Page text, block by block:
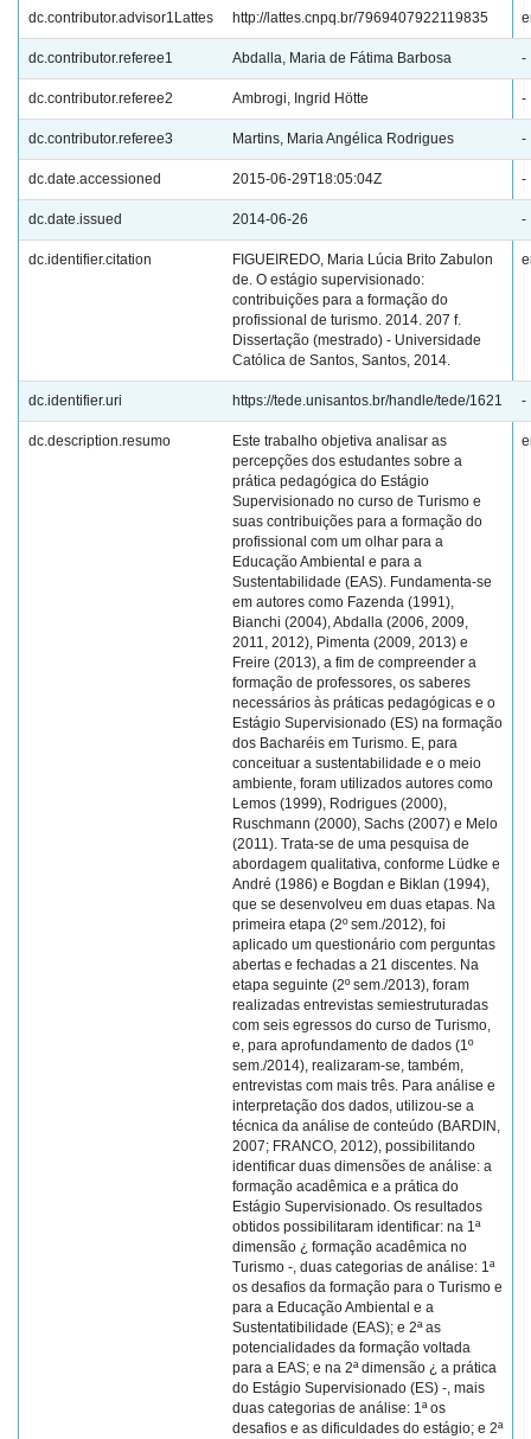
dc.contributor.advisor1Lattes http://lattes.cnpq.br/7969407922119835
dc.contributor.referee1 Abdalla, Maria de Fátima Barbosa -
dc.contributor.referee2 Ambrogi, Ingrid Hötte -
dc.contributor.referee3 Martins, Maria Angélica Rodrigues -
dc.date.accessioned 2015-06-29T18:05:04Z -
dc.date.issued 2014-06-26 -
dc.identifier.citation
FIGUEIREDO, Maria Lúcia Brito Zabulon
de. O estágio supervisionado:
contribuições para a formação do
profissional de turismo. 2014. 207 f.
Dissertação (mestrado) - Universidade
Católica de Santos, Santos, 2014.
dc.identifier.uri https://tede.unisantos.br/handle/tede/1621 -
dc.description.resumo
Este trabalho objetiva analisar as
percepções dos estudantes sobre a
prática pedagógica do Estágio
Supervisionado no curso de Turismo e
suas contribuições para a formação do
profissional com um olhar para a
Educação Ambiental e para a
Sustentabilidade (EAS). Fundamenta-se
em autores como Fazenda (1991),
Bianchi (2004), Abdalla (2006, 2009,
2011, 2012), Pimenta (2009, 2013) e
Freire (2013), a fim de compreender a
formação de professores, os saberes
necessários às práticas pedagógicas e o
Estágio Supervisionado (ES) na formação
dos Bacharéis em Turismo. E, para
conceituar a sustentabilidade e o meio
ambiente, foram utilizados autores como
Lemos (1999), Rodrigues (2000),
Ruschmann (2000), Sachs (2007) e Melo
(2011). Trata-se de uma pesquisa de
abordagem qualitativa, conforme Lüdke e
André (1986) e Bogdan e Biklan (1994),
que se desenvolveu em duas etapas. Na
primeira etapa (2º sem./2012), foi
aplicado um questionário com perguntas
abertas e fechadas a 21 discentes. Na
etapa seguinte (2º sem./2013), foram
realizadas entrevistas semiestruturadas
com seis egressos do curso de Turismo,
e, para aprofundamento de dados (1º
sem./2014), realizaram-se, também,
entrevistas com mais três. Para análise e
interpretação dos dados, utilizou-se a
técnica da análise de conteúdo (BARDIN,
2007; FRANCO, 2012), possibilitando
identificar duas dimensões de análise: a
formação acadêmica e a prática do
Estágio Supervisionado. Os resultados
obtidos possibilitaram identificar: na 1ª
dimensão ¿ formação acadêmica no
Turismo -, duas categorias de análise: 1ª
os desafios da formação para o Turismo e
para a Educação Ambiental e a
Sustentatibilidade (EAS); e 2ª as
potencialidades da formação voltada
para a EAS; e na 2ª dimensão ¿ a prática
do Estágio Supervisionado (ES) -, mais
duas categorias de análise: 1ª os
desafios e as dificuldades do estágio; e 2ª